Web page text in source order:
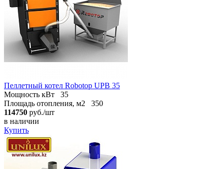
Пеллетный котел Robotop UPB 35
Мощность кВт
35
Площадь отопления, м2
350
114750 руб./шт
в наличии
Купить